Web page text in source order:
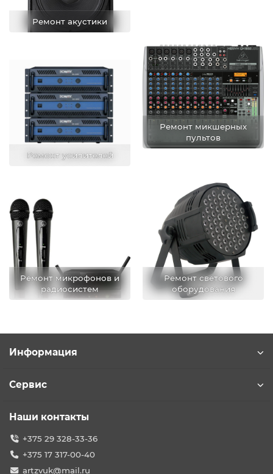
Ремонт акустики
Ремонт усилителей
Ремонт микшерных
пультов
Ремонт микрофонов и
радиосистем
Ремонт светового
оборудования
Информация
Сервис
Наши контакты
+375 29 328-33-36
+375 17 317-00-40
artzvuk@mail.ru